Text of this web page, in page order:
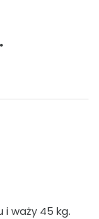
waży 45 kg.